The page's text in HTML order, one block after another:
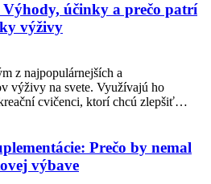
účinky a prečo patrí
výživy
z najpopulárnejších a
výživy na svete. Využívajú ho
cvičenci, ktorí chcú zlepšiť…
Prečo by nemal
výbave